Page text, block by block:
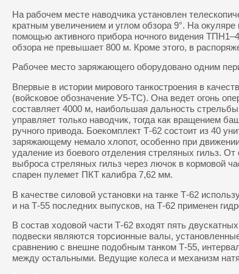
На рабочем месте наводчика установлен
кратным увеличением и углом обзора 9°. На
помощью активного прибора ночного видения
обзора не превышает 800 м. Кроме этого, в
Рабочее место заряжающего оборудовано одним
Впервые в истории мирового танкостроения в
(войсковое обозначение У5-ТС). Она ведет огонь
составляет 4000 м, наибольшая дальность
управляет только наводчик, тогда как вращением
ручного привода. Боекомплект Т-62 состоит из 40
заряжающему немало хлопот, особенно при
удаление из боевого отделения стреляных гильз.
выброса стреляных гильз через лючок в кормовой
спарен пулемет ПКТ калибра 7,62 мм.
В качестве силовой установки на танке Т-62
и на Т-55 последних выпусков, на Т-62 применен
В состав ходовой части Т-62 входят пять
подвески являются торсионные валы,
сравнению с внешне подобным танком Т-55,
между остальными. Ведущие колеса и механизм